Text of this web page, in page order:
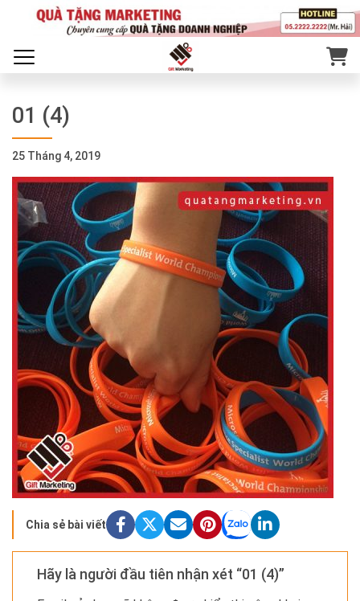
01 (4)
25 Tháng 4, 2019
Chia sẻ bài viết
Hãy là người đầu tiên nhận xét “01 (4)”